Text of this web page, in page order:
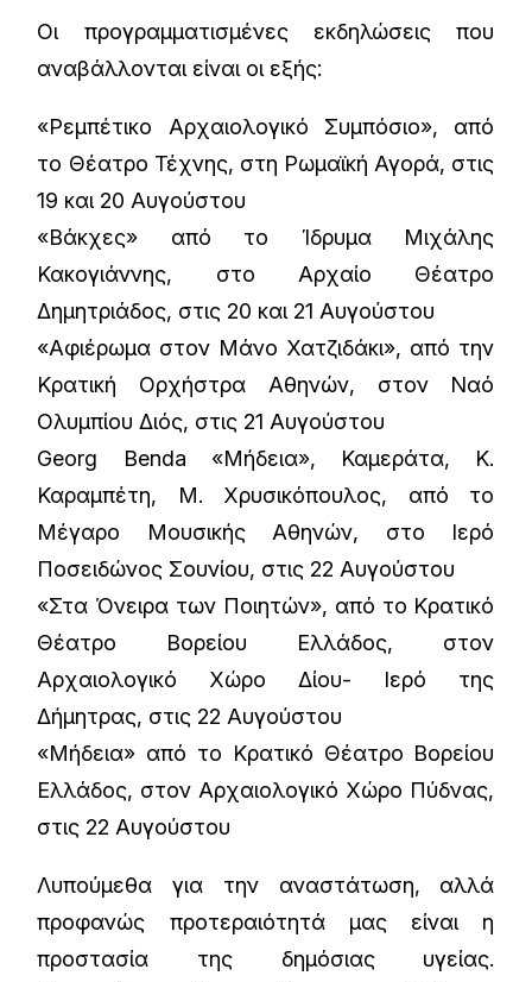
Οι προγραμματισμένες εκδηλώσεις που
αναβάλλονται είναι οι εξής:
«Ρεμπέτικο Αρχαιολογικό Συμπόσιο», από
το Θέατρο Τέχνης, στη Ρωμαϊκή Αγορά, στις
19 και 20 Αυγούστου
«Βάκχες» από το Ίδρυμα Μιχάλης
Κακογιάννης, στο Αρχαίο Θέατρο
Δημητριάδος, στις 20 και 21 Αυγούστου
«Αφιέρωμα στον Μάνο Χατζιδάκι», από την
Κρατική Ορχήστρα Αθηνών, στον Ναό
Ολυμπίου Διός, στις 21 Αυγούστου
Georg Benda «Μήδεια», Καμεράτα, Κ.
Καραμπέτη, Μ. Χρυσικόπουλος, από το
Μέγαρο Μουσικής Αθηνών, στο Ιερό
Ποσειδώνος Σουνίου, στις 22 Αυγούστου
«Στα Όνειρα των Ποιητών», από το Κρατικό
Θέατρο Βορείου Ελλάδος, στον
Αρχαιολογικό Χώρο Δίου- Ιερό της
Δήμητρας, στις 22 Αυγούστου
«Μήδεια» από το Κρατικό Θέατρο Βορείου
Ελλάδος, στον Αρχαιολογικό Χώρο Πύδνας,
στις 22 Αυγούστου
Λυπούμεθα για την αναστάτωση, αλλά
προφανώς προτεραιότητά μας είναι η
προστασία της δημόσιας υγείας.